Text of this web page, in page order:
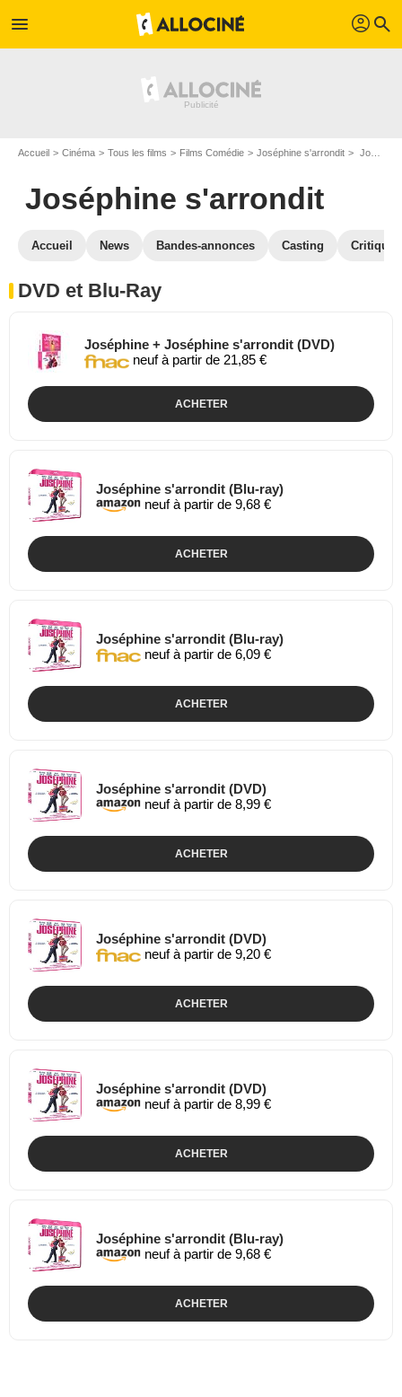
menu profil search
Accueil Cinéma Tous les films Films Comédie Joséphine s'arrondit Joséphine s'arrondit en DVD Blu Ray
Joséphine s'arrondit
Accueil News Bandes-annonces Casting
DVD et Blu-Ray
Joséphine + Joséphine s'arrondit (DVD)
neuf à partir de 21,85 €
ACHETER
Joséphine s'arrondit (Blu-ray)
neuf à partir de 9,68 €
ACHETER
Joséphine s'arrondit (Blu-ray)
neuf à partir de 6,09 €
ACHETER
Joséphine s'arrondit (DVD)
neuf à partir de 8,99 €
ACHETER
Joséphine s'arrondit (DVD)
neuf à partir de 9,20 €
ACHETER
Joséphine s'arrondit (DVD)
neuf à partir de 8,99 €
ACHETER
Joséphine s'arrondit (Blu-ray)
neuf à partir de 9,68 €
ACHETER